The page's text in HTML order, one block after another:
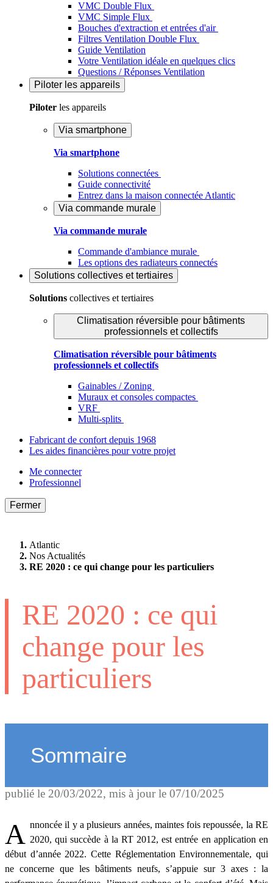
VMC Double Flux
VMC Simple Flux
Bouches d'extraction et entrées d'air
Filtres Ventilation Double Flux
Guide Ventilation
Votre Ventilation idéale en quelques clics
Questions / Réponses Ventilation
Piloter les appareils
Piloter les appareils
Via smartphone
Via smartphone
Solutions connectées
Guide connectivité
Entrez dans la maison connectée Atlantic
Via commande murale
Via commande murale
Commande d'ambiance murale
Les options des radiateurs connectés
Solutions collectives et tertiaires
Solutions collectives et tertiaires
Climatisation réversible pour bâtiments
professionnels et collectifs
Climatisation réversible pour bâtiments
professionnels et collectifs
Gainables / Zoning
Muraux et consoles compactes
VRF
Multi-splits
Fabricant de confort depuis 1968
Les aides financières pour votre projet
Me connecter
Professionnel
Fermer
Atlantic
Nos Actualités
RE 2020 : ce qui change pour les particuliers
RE 2020 : ce qui
change pour les
particuliers
Sommaire
publié le 20/03/2022, mis à jour le 07/10/2025
Annoncée il y a plusieurs années, maintes fois repoussée, la RE 2020, qui succède à la RT 2012, est entrée en application en
début d’année 2022. Cette Réglementation Environnementale, qui
ne concerne que les bâtiments neufs, s’appuie sur 3 axes : la